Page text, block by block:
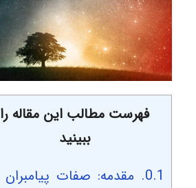
فهرست مطالب این مقاله را
ببینید
0.1. مقدمه: صفات پیامبران